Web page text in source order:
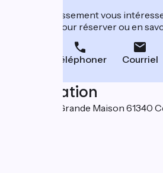
Cet établissement vous
leur site pour réserver ou en
Téléphoner Courriel
Localisation
Lieu-dit La Grande Maison 61340